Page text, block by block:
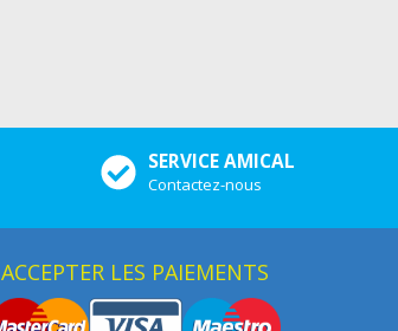
SERVICE AMICAL
Contactez-nous
ACCEPTER LES PAIEMENTS